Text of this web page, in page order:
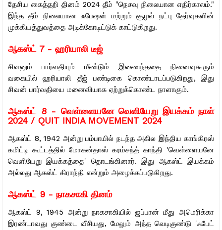
தேசிய கைத்தறி தினம் 2024 தீம் "நெசவு நிலையான எதிர்காலம்."
இந்த தீம் நிலையான ஃபேஷன் மற்றும் சூழல் நட்பு தேர்வுகளின்
முக்கியத்துவத்தை அடிக்கோடிட்டுக் காட்டுகிறது.
ஆகஸ்ட் 7 - ஹரியாலி டீஜ்
சிவனும் பார்வதியும் மீண்டும் இணைந்ததை நினைவுகூரும்
வகையில் ஹரியாலி தீஜ் பண்டிகை கொண்டாடப்படுகிறது, இது
சிவன் பார்வதியை மனைவியாக ஏற்றுக்கொண்ட நாளாகும்.
ஆகஸ்ட் 8 - வெள்ளையனே வெளியேறு இயக்கம் நாள்
2024 / QUIT INDIA MOVEMENT 2024
ஆகஸ்ட் 8, 1942 அன்று பம்பாயில் நடந்த அகில இந்திய காங்கிரஸ்
கமிட்டி கூட்டத்தில் மோகன்தாஸ் கரம்சந்த் காந்தி 'வெள்ளையனே
வெளியேறு இயக்கத்தை' தொடங்கினார். இது ஆகஸ்ட் இயக்கம்
அல்லது ஆகஸ்ட் கிராந்தி என்றும் அழைக்கப்படுகிறது.
ஆகஸ்ட் 9 - நாகசாகி தினம்
ஆகஸ்ட் 9, 1945 அன்று நாகசாகியில் ஜப்பான் மீது அமெரிக்கா
இரண்டாவது குண்டை வீசியது, மேலும் அந்த வெடிகுண்டு 'ஃபேட்